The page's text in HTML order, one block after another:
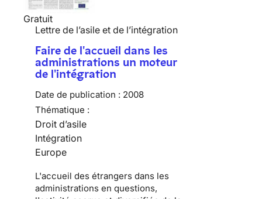
Gratuit
Lettre de l’asile et de l’intégration
Faire de l'accueil dans les
administrations un moteur
de l'intégration
Date de publication : 2008
Thématique :
Droit d’asile
Intégration
Europe
L'accueil des étrangers dans les
administrations en questions,